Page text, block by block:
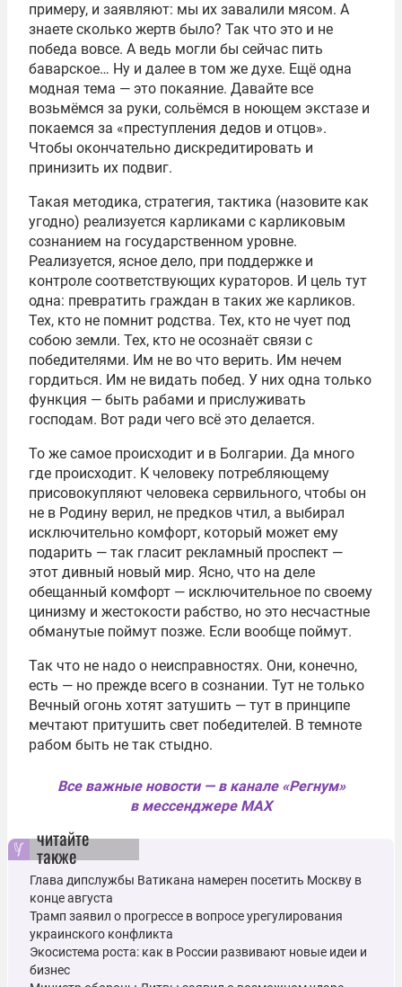
примеру, и заявляют: мы их завалили мясом. А
знаете сколько жертв было? Так что это и не
победа вовсе. А ведь могли бы сейчас пить
баварское… Ну и далее в том же духе. Ещё одна
модная тема — это покаяние. Давайте все
возьмёмся за руки, сольёмся в ноющем экстазе и
покаемся за «преступления дедов и отцов».
Чтобы окончательно дискредитировать и
принизить их подвиг.
Такая методика, стратегия, тактика (назовите как
угодно) реализуется карликами с карликовым
сознанием на государственном уровне.
Реализуется, ясное дело, при поддержке и
контроле соответствующих кураторов. И цель тут
одна: превратить граждан в таких же карликов.
Тех, кто не помнит родства. Тех, кто не чует под
собою земли. Тех, кто не осознаёт связи с
победителями. Им не во что верить. Им нечем
гордиться. Им не видать побед. У них одна только
функция — быть рабами и прислуживать
господам. Вот ради чего всё это делается.
То же самое происходит и в Болгарии. Да много
где происходит. К человеку потребляющему
присовокупляют человека сервильного, чтобы он
не в Родину верил, не предков чтил, а выбирал
исключительно комфорт, который может ему
подарить — так гласит рекламный проспект —
этот дивный новый мир. Ясно, что на деле
обещанный комфорт — исключительное по своему
цинизму и жестокости рабство, но это несчастные
обманутые поймут позже. Если вообще поймут.
Так что не надо о неисправностях. Они, конечно,
есть — но прежде всего в сознании. Тут не только
Вечный огонь хотят затушить — тут в принципе
мечтают притушить свет победителей. В темноте
рабом быть не так стыдно.
Все важные новости — в канале «Регнум»
в мессенджере MAX
читайте
также
Глава дипслужбы Ватикана намерен посетить Москву в
конце августа
Трамп заявил о прогрессе в вопросе урегулирования
украинского конфликта
Экосистема роста: как в России развивают новые идеи и
бизнес